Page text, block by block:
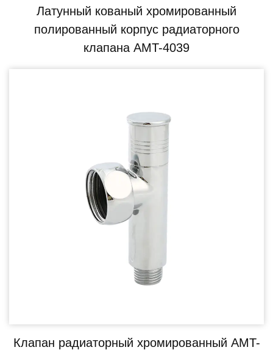
Латунный кованый хромированный
полированный корпус радиаторного
клапана AMT-4039
Клапан радиаторный хромированный AMT-